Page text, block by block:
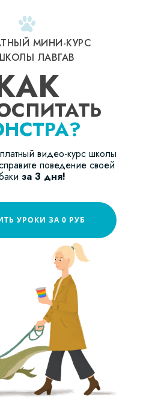
МИНИ-КУРС
ЛАВГАВ
видео-курс школы
поведение своей
за 3 дня!
УРОКИ ЗА 0 РУБ